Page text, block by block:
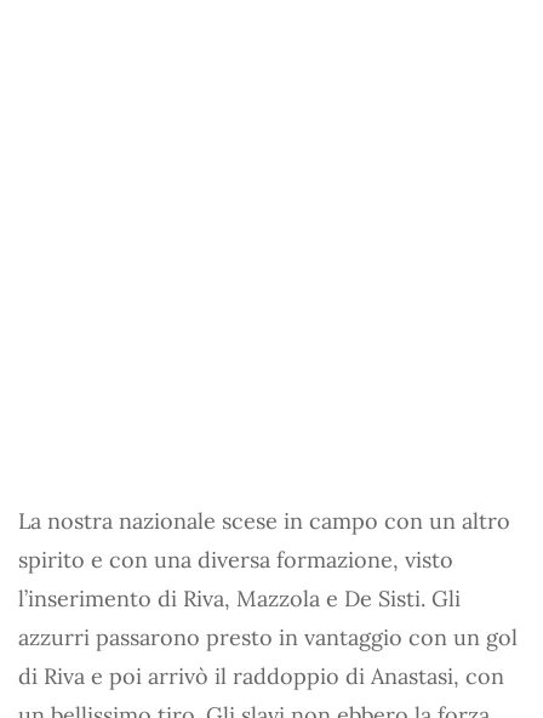
La nostra nazionale scese in campo con un altro
spirito e con una diversa formazione, visto
l’inserimento di Riva, Mazzola e De Sisti. Gli
azzurri passarono presto in vantaggio con un gol
di Riva e poi arrivò il raddoppio di Anastasi, con